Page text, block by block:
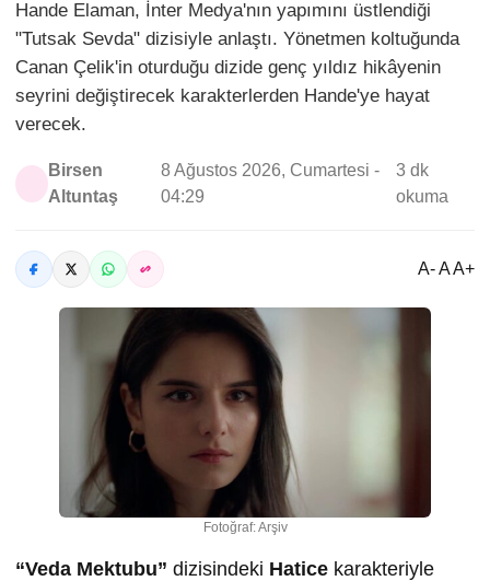
Hande Elaman, İnter Medya'nın yapımını üstlendiği
"Tutsak Sevda" dizisiyle anlaştı. Yönetmen koltuğunda
Canan Çelik'in oturduğu dizide genç yıldız hikâyenin
seyrini değiştirecek karakterlerden Hande'ye hayat
verecek.
Birsen
Altuntaş
8 Ağustos 2026, Cumartesi -
04:29
3 dk
okuma
A- A A+
Fotoğraf: Arşiv
“Veda Mektubu” dizisindeki Hatice karakteriyle